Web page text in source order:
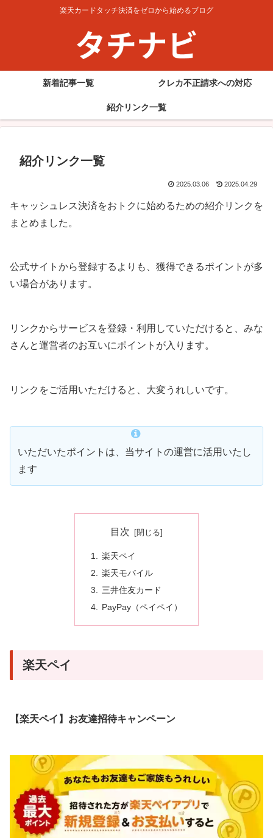
楽天カードタッチ決済をゼロから始めるブログ
新着記事一覧 クレカ不正請求への対応
紹介リンク一覧
紹介リンク一覧
2025.03.06 2025.04.29
キャッシュレス決済をおトクに始めるための紹介リンクを
まとめました。
公式サイトから登録するよりも、獲得できるポイントが多
い場合があります。
リンクからサービスを登録・利用していただけると、みな
さんと運営者のお互いにポイントが入ります。
リンクをご活用いただけると、大変うれしいです。
いただいたポイントは、当サイトの運営に活用いたし
ます
目次
楽天ペイ
楽天モバイル
三井住友カード
PayPay（ペイペイ）
楽天ペイ
【楽天ペイ】お友達招待キャンペーン